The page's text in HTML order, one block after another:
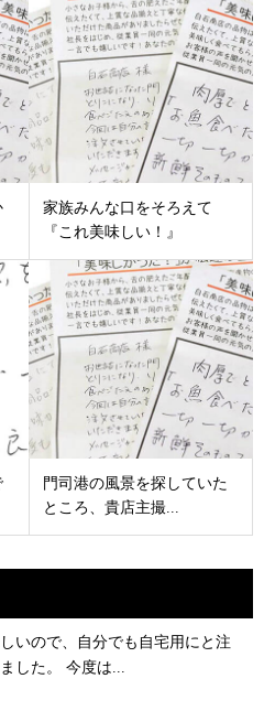
家族みんな口をそろえて
『これ美味しい！』
門司港の風景を探していた
ところ、貴店主撮...
いので、自分でも自宅用にと注
した。 今度は...